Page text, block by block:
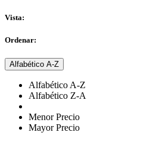
Vista:
Ordenar:
Alfabético A-Z
Alfabético A-Z
Alfabético Z-A
Menor Precio
Mayor Precio